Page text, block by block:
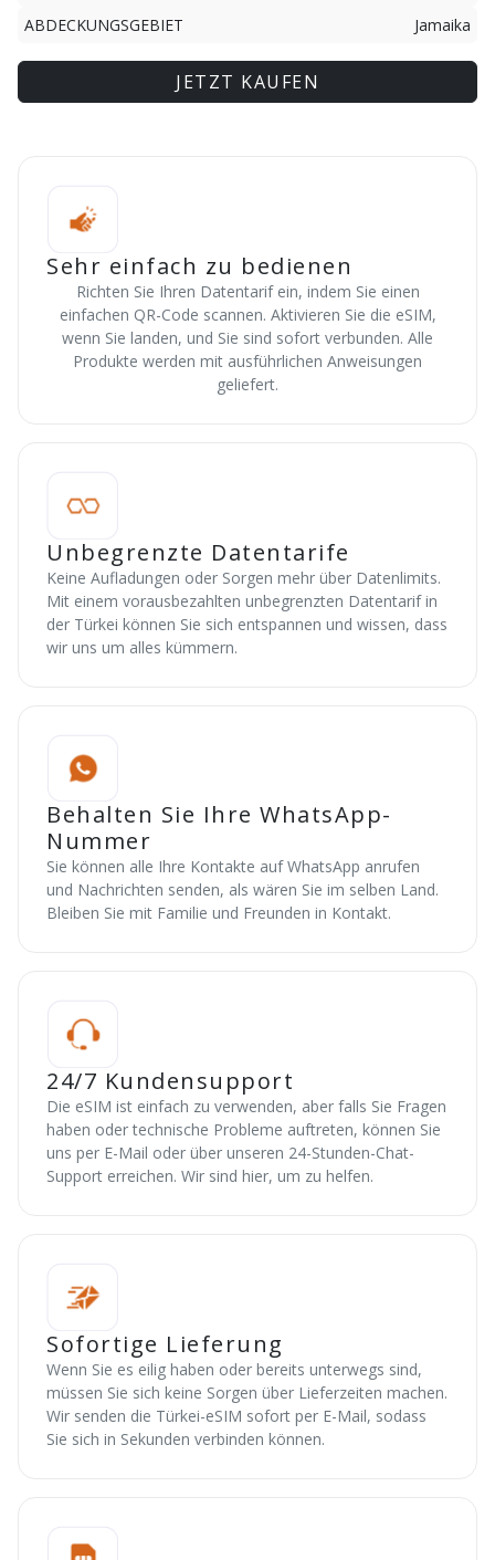
ABDECKUNGSGEBIET
Jamaika
JETZT KAUFEN
Sehr einfach zu bedienen
Richten Sie Ihren Datentarif ein, indem Sie einen
einfachen QR-Code scannen. Aktivieren Sie die eSIM,
wenn Sie landen, und Sie sind sofort verbunden. Alle
Produkte werden mit ausführlichen Anweisungen
geliefert.
Unbegrenzte Datentarife
Keine Aufladungen oder Sorgen mehr über Datenlimits.
Mit einem vorausbezahlten unbegrenzten Datentarif in
der Türkei können Sie sich entspannen und wissen, dass
wir uns um alles kümmern.
Behalten Sie Ihre WhatsApp-
Nummer
Sie können alle Ihre Kontakte auf WhatsApp anrufen
und Nachrichten senden, als wären Sie im selben Land.
Bleiben Sie mit Familie und Freunden in Kontakt.
24/7 Kundensupport
Die eSIM ist einfach zu verwenden, aber falls Sie Fragen
haben oder technische Probleme auftreten, können Sie
uns per E-Mail oder über unseren 24-Stunden-Chat-
Support erreichen. Wir sind hier, um zu helfen.
Sofortige Lieferung
Wenn Sie es eilig haben oder bereits unterwegs sind,
müssen Sie sich keine Sorgen über Lieferzeiten machen.
Wir senden die Türkei-eSIM sofort per E-Mail, sodass
Sie sich in Sekunden verbinden können.